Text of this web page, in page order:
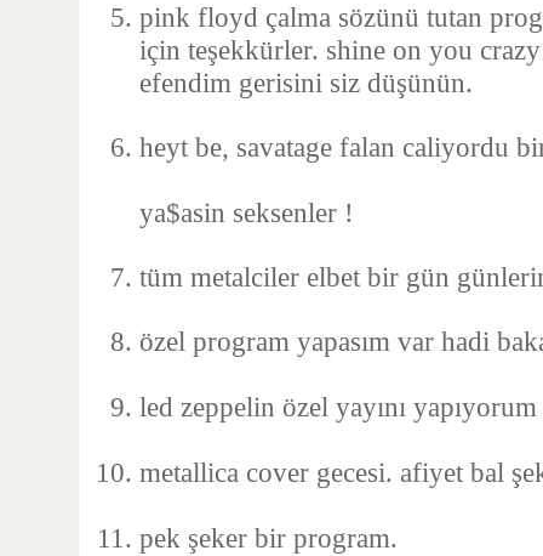
pink floyd çalma sözünü tutan
için teşekkürler. shine on you
efendim gerisini siz düşünün.
heyt be, savatage falan caliyordu
ya$asin seksenler !
tüm metalciler elbet bir gün
özel program yapasım var hadi
led zeppelin özel yayını
metallica cover gecesi. afiyet bal
pek şeker bir program.